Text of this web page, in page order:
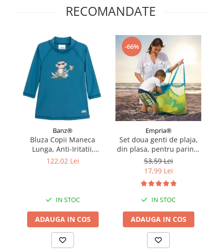
RECOMANDATE
Banz®
Bluza Copii Maneca
Lunga, Anti-Iritatii,
Protectie Soare UPF50+,
122,02 Lei
IN STOC
ADAUGA IN COS
-66%
Empria®
Set doua genti de plaja,
din plasa, pentru parinte
si copil
53,59 Lei
17,99 Lei
IN STOC
ADAUGA IN COS